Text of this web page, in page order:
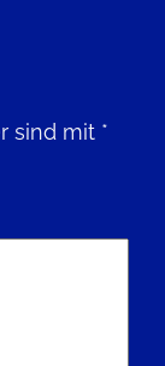
sind mit *